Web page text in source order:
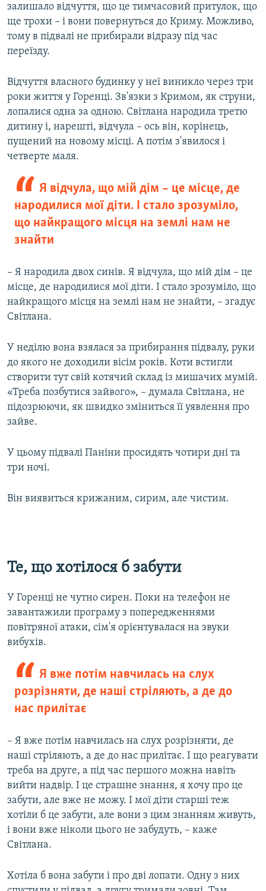
залишало відчуття, що це тимчасовий притулок, що
ще трохи – і вони повернуться до Криму. Можливо,
тому в підвалі не прибирали відразу під час
переїзду.
Відчуття власного будинку у неї виникло через три
роки життя у Горенці. Зв'язки з Кримом, як струни,
лопалися одна за одною. Світлана народила третю
дитину і, нарешті, відчула – ось він, корінець,
пущений на новому місці. А потім з'явилося і
четверте маля.
Я відчула, що мій дім – це місце, де
народилися мої діти. І стало зрозуміло,
що найкращого місця на землі нам не
знайти
– Я народила двох синів. Я відчула, що мій дім – це
місце, де народилися мої діти. І стало зрозуміло, що
найкращого місця на землі нам не знайти, – згадує
Світлана.
У неділю вона взялася за прибирання підвалу, руки
до якого не доходили вісім років. Коти встигли
створити тут свій котячий склад із мишачих мумій.
«Треба позбутися зайвого», – думала Світлана, не
підозрюючи, як швидко зміниться її уявлення про
зайве.
У цьому підвалі Паніни просидять чотири дні та
три ночі.
Він виявиться крижаним, сирим, але чистим.
Те, що хотілося б забути
У Горенці не чутно сирен. Поки на телефон не
завантажили програму з попередженнями
повітряної атаки, сім'я орієнтувалася на звуки
вибухів.
Я вже потім навчилась на слух
розрізняти, де наші стріляють, а де до
нас прилітає
– Я вже потім навчилась на слух розрізняти, де
наші стріляють, а де до нас прилітає. І що реагувати
треба на друге, а під час першого можна навіть
вийти надвір. І це страшне знання, я хочу про це
забути, але вже не можу. І мої діти старші теж
хотіли б це забути, але вони з цим знанням живуть,
і вони вже ніколи цього не забудуть, – каже
Світлана.
Хотіла б вона забути і про дві лопати. Одну з них